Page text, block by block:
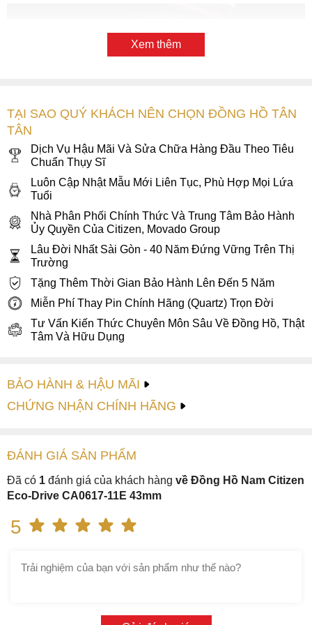
Mặt số cân đối, rõ ràng của đồng hồ Citizen C0A617-11E
Mặt kính khoáng trong suốt, chống trầy hiệu quả được hoàn
thiện với kỹ thuật cao. Bên dưới lớp kính là các cọc số 3, 6,
9, 12 to rõ thu hút sự chú ý ngay từ ánh nhìn đầu tiên. Các
cọc số còn lại được thể hiện bằng nét gạch đơn màu cam
nổi bật trên nền đen đậm chất thể thao, lịch lãm. Nổi bật ở
góc 3 giờ là logo Citizen và ký hiệu bộ máy Eco-Drive bao
quanh ô lịch ngày được viền cam nổi bật.
Chức năng Chronograph mạnh mẽ của
Một điểm đặc biệt đáng lưu ý khác của Citizen C0A617-11E
lại nét năng động và lịch lãm. Thêm vào đó niềng bezel còn
Xem thêm
TẠI SAO QUÝ KHÁCH NÊN CHỌN ĐỒNG HỒ TÂN
TÂN
Dịch Vụ Hậu Mãi Và Sửa Chữa Hàng Đầu Theo Tiêu
Chuẩn Thụy Sĩ
Luôn Cập Nhật Mẫu Mới Liên Tục, Phù Hợp Mọi Lứa
Tuổi
Nhà Phân Phối Chính Thức Và Trung Tâm Bảo Hành
Ủy Quyền Của Citizen, Movado Group
Lâu Đời Nhất Sài Gòn - 40 Năm Đứng Vững Trên Thị
Trường
Tặng Thêm Thời Gian Bảo Hành Lên Đến 5 Năm
Miễn Phí Thay Pin Chính Hãng (Quartz) Trọn Đời
Tư Vấn Kiến Thức Chuyên Môn Sâu Về Đồng Hồ, Thật
Tâm Và Hữu Dụng
BẢO HÀNH & HẬU MÃI
CHỨNG NHẬN CHÍNH HÃNG
ĐÁNH GIÁ SẢN PHẤM
Đã có 1 đánh giá của khách hàng về Đồng Hồ Nam Citizen
Eco-Drive CA0617-11E 43mm
5